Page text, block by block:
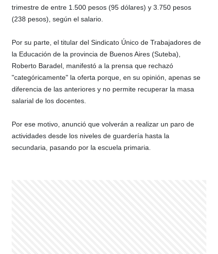
trimestre de entre 1.500 pesos (95 dólares) y 3.750 pesos
(238 pesos), según el salario.
Por su parte, el titular del Sindicato Único de Trabajadores de
la Educación de la provincia de Buenos Aires (Suteba),
Roberto Baradel, manifestó a la prensa que rechazó
"categóricamente" la oferta porque, en su opinión, apenas se
diferencia de las anteriores y no permite recuperar la masa
salarial de los docentes.
Por ese motivo, anunció que volverán a realizar un paro de
actividades desde los niveles de guardería hasta la
secundaria, pasando por la escuela primaria.